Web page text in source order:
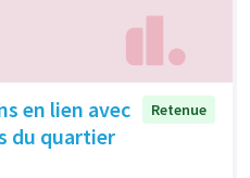
en lien avec
du quartier
Retenue